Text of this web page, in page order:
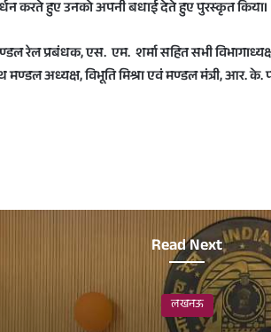
करते हुए उनको अपनी बधाई देते हुए पुरस्कृत कियाI
रेल प्रबंधक, एस. एम. शर्मा सहित सभी
मण्डल अध्यक्ष, विभूति मिश्रा एवं मण्डल मंत्री, आर.
Read Next
लखनऊ